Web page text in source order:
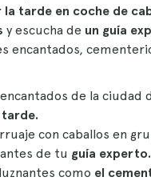
tarde en coche de
y escucha de un guía
encantados,
de la
con caballos en
de tu guía experto.
como el